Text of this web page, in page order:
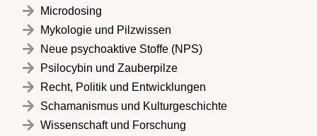
Microdosing
Mykologie und Pilzwissen
Neue psychoaktive Stoffe (NPS)
Psilocybin und Zauberpilze
Recht, Politik und Entwicklungen
Schamanismus und Kulturgeschichte
Wissenschaft und Forschung